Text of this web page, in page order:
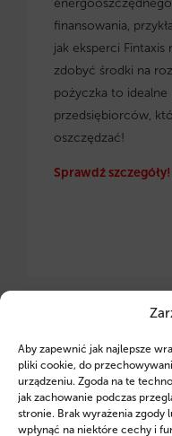
Aby zapewnić jak najlepsze
pliki cookie, do
urządzeniu. Zgoda na te
jak zachowanie podczas
stronie. Brak wyrażenia zgody
wpłynąć na niektóre cechy i
finansowania,
jak eksperci
zdobyć środki na
pożyczka to idealne
przedsiębiorców,
oszczędzać!
Sprawdź szczegóły!
przedsiębiorców z